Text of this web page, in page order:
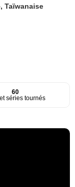
Taïwanaise
60
séries tournés